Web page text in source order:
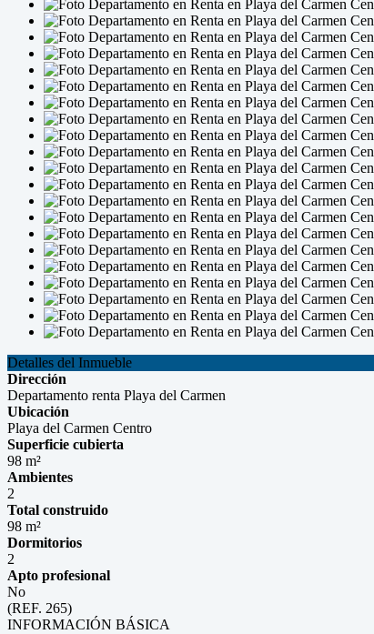
Detalles del Inmueble
Dirección
Departamento renta Playa del Carmen
Ubicación
Playa del Carmen Centro
Superficie cubierta
98 m²
Ambientes
2
Total construido
98 m²
Dormitorios
2
Apto profesional
No
(REF. 265)
INFORMACIÓN BÁSICA